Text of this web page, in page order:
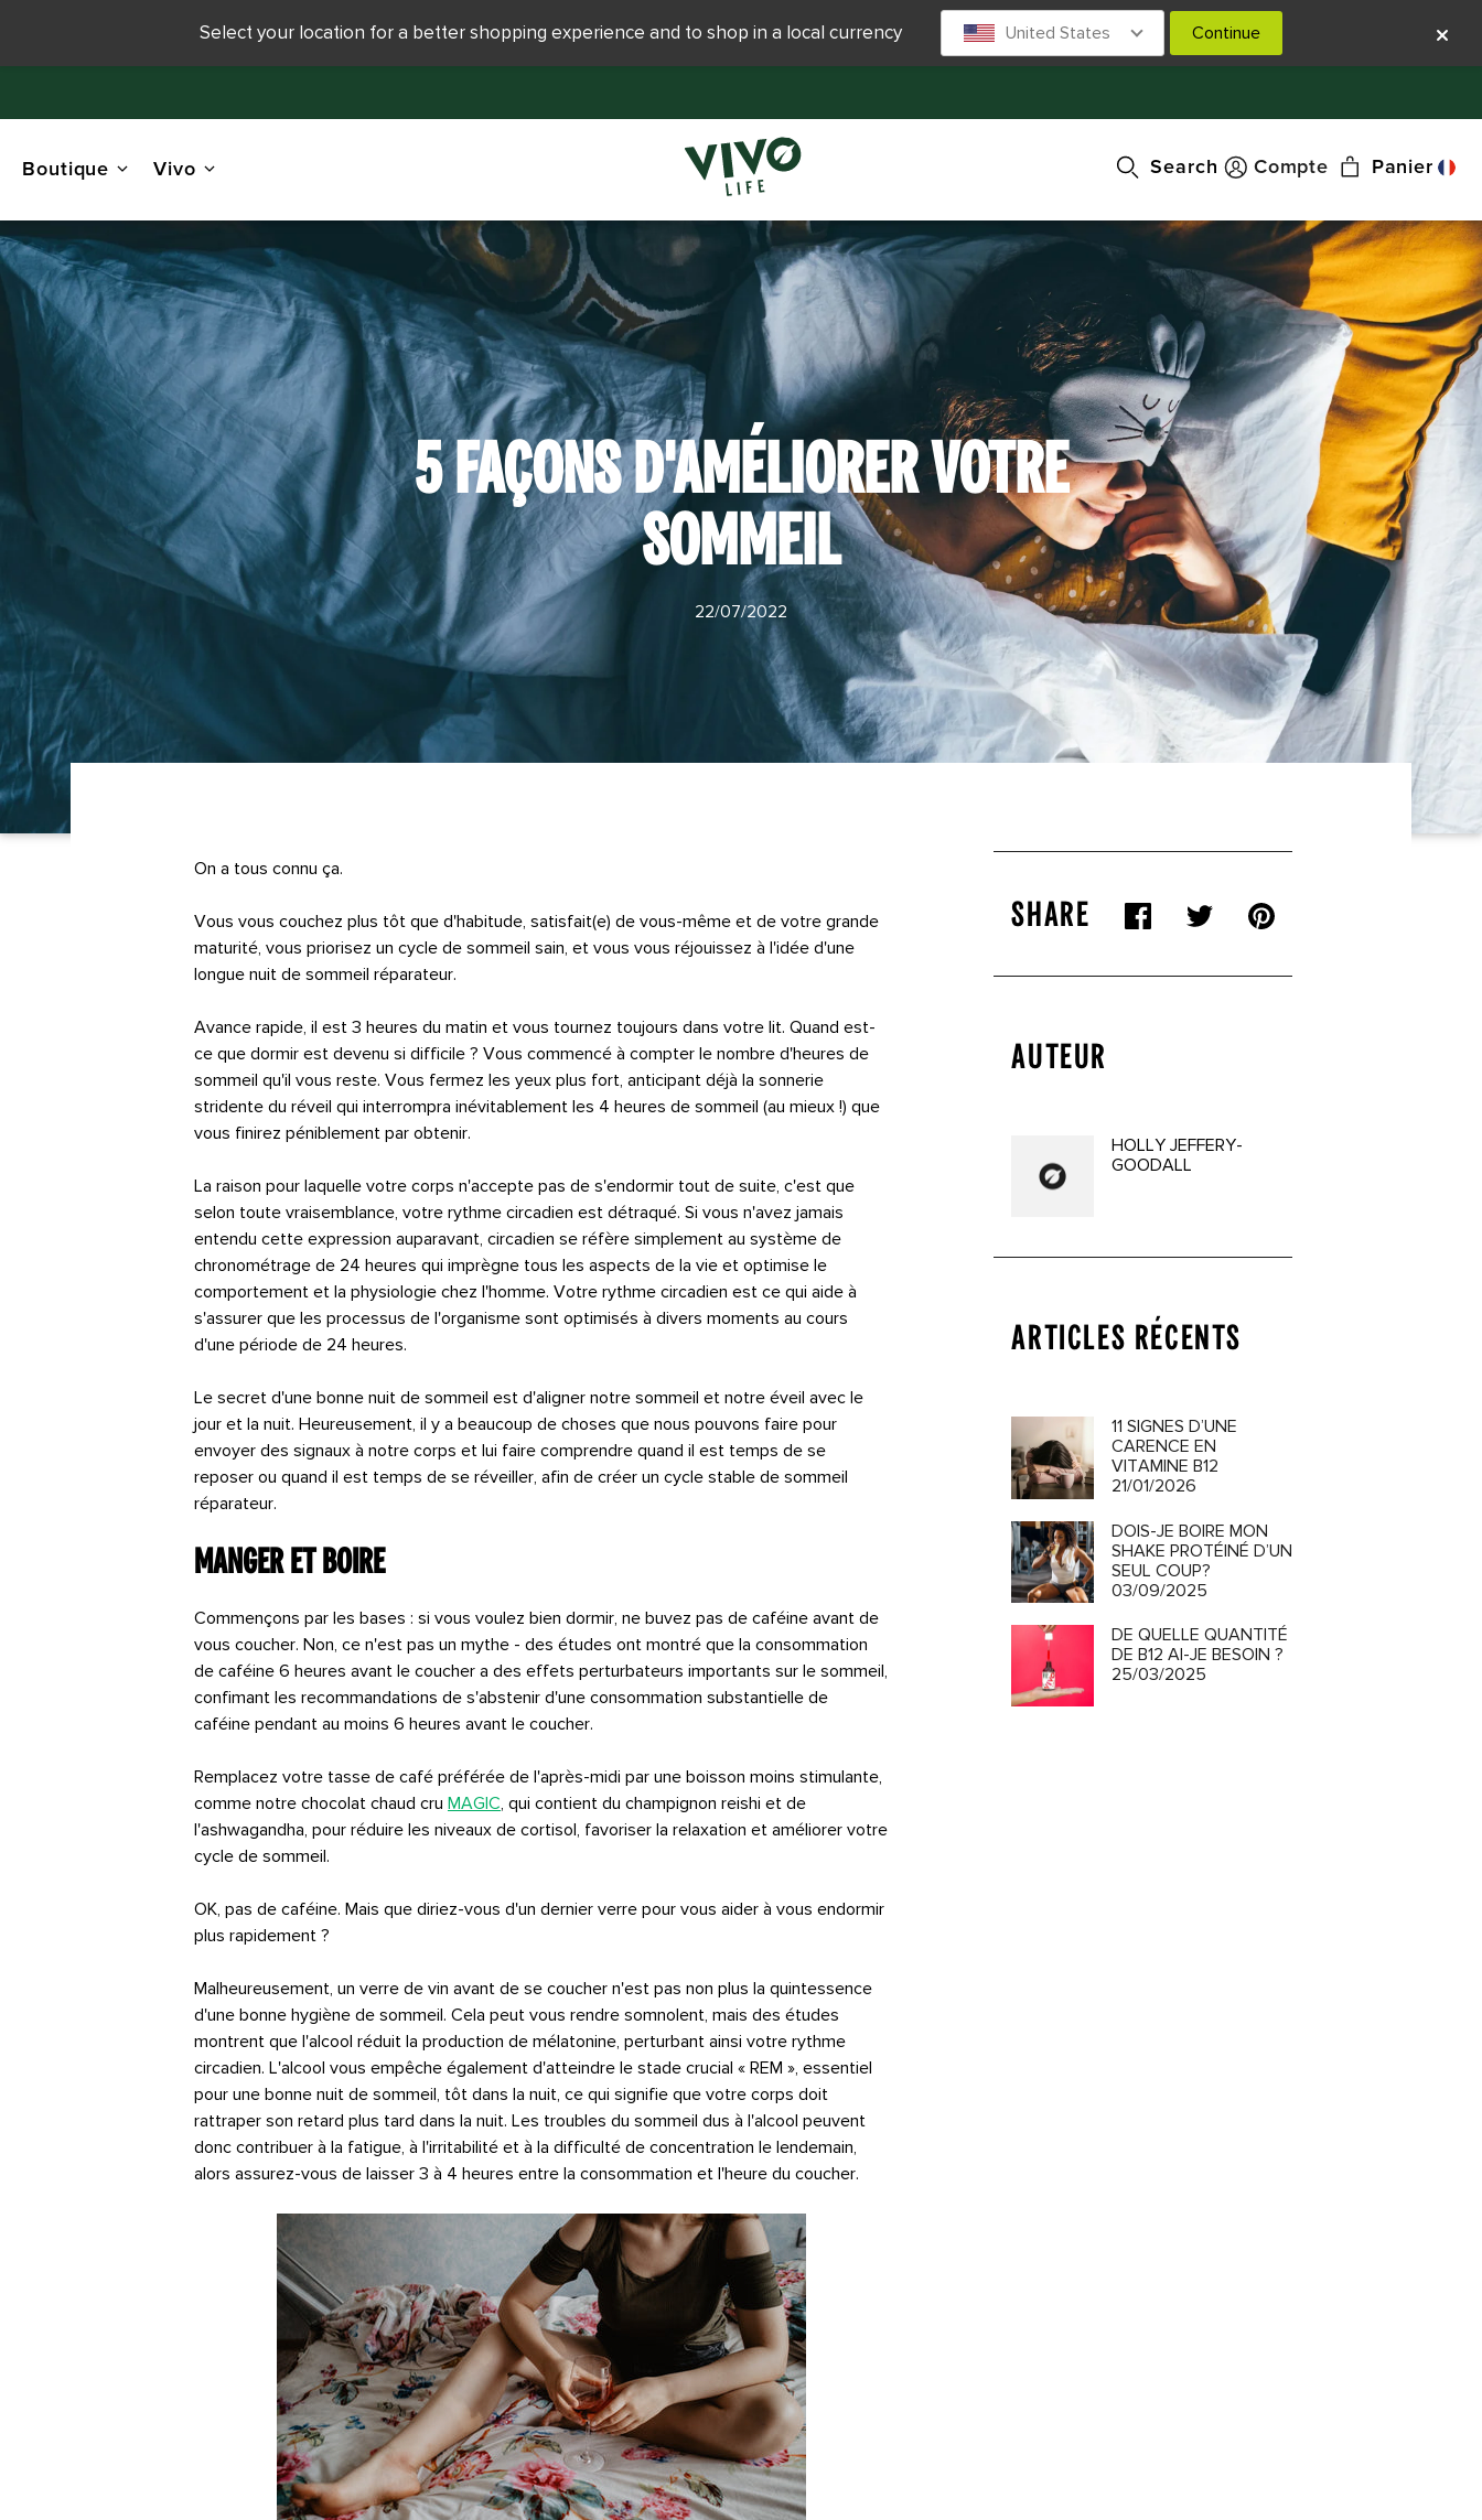
Boutique Vivo Search Compte Panier
5 FAÇONS D'AMÉLIORER VOTRE
SOMMEIL
22/07/2022
On a tous connu ça.
Vous vous couchez plus tôt que d'habitude, satisfait(e) de vous-même et de votre grande
maturité, vous priorisez un cycle de sommeil sain, et vous vous réjouissez à l'idée d'une
longue nuit de sommeil réparateur.
Avance rapide, il est 3 heures du matin et vous tournez toujours dans votre lit. Quand est-
ce que dormir est devenu si difficile ? Vous commencé à compter le nombre d'heures de
sommeil qu'il vous reste. Vous fermez les yeux plus fort, anticipant déjà la sonnerie
stridente du réveil qui interrompra inévitablement les 4 heures de sommeil (au mieux !) que
vous finirez péniblement par obtenir.
La raison pour laquelle votre corps n'accepte pas de s'endormir tout de suite, c'est que
selon toute vraisemblance, votre rythme circadien est détraqué. Si vous n'avez jamais
entendu cette expression auparavant, circadien se réfère simplement au système de
chronométrage de 24 heures qui imprègne tous les aspects de la vie et optimise le
comportement et la physiologie chez l'homme. Votre rythme circadien est ce qui aide à
s'assurer que les processus de l'organisme sont optimisés à divers moments au cours
d'une période de 24 heures.
Le secret d'une bonne nuit de sommeil est d'aligner notre sommeil et notre éveil avec le
jour et la nuit. Heureusement, il y a beaucoup de choses que nous pouvons faire pour
envoyer des signaux à notre corps et lui faire comprendre quand il est temps de se
reposer ou quand il est temps de se réveiller, afin de créer un cycle stable de sommeil
réparateur.
Manger et Boire
Commençons par les bases : si vous voulez bien dormir, ne buvez pas de caféine avant de
vous coucher. Non, ce n'est pas un mythe - des études ont montré que la consommation
de caféine 6 heures avant le coucher a des effets perturbateurs importants sur le sommeil,
confimant les recommandations de s'abstenir d'une consommation substantielle de
caféine pendant au moins 6 heures avant le coucher.
Remplacez votre tasse de café préférée de l'après-midi par une boisson moins stimulante,
comme notre chocolat chaud cru MAGIC, qui contient du champignon reishi et de
l'ashwagandha, pour réduire les niveaux de cortisol, favoriser la relaxation et améliorer votre
cycle de sommeil.
OK, pas de caféine. Mais que diriez-vous d'un dernier verre pour vous aider à vous endormir
plus rapidement ?
Malheureusement, un verre de vin avant de se coucher n'est pas non plus la quintessence
d'une bonne hygiène de sommeil. Cela peut vous rendre somnolent, mais des études
montrent que l'alcool réduit la production de mélatonine, perturbant ainsi votre rythme
circadien. L'alcool vous empêche également d'atteindre le stade crucial « REM », essentiel
pour une bonne nuit de sommeil, tôt dans la nuit, ce qui signifie que votre corps doit
rattraper son retard plus tard dans la nuit. Les troubles du sommeil dus à l'alcool peuvent
donc contribuer à la fatigue, à l'irritabilité et à la difficulté de concentration le lendemain,
alors assurez-vous de laisser 3 à 4 heures entre la consommation et l'heure du coucher.
SHARE
AUTEUR
HOLLY JEFFERY-
GOODALL
ARTICLES RÉCENTS
11 SIGNES D’UNE
CARENCE EN
VITAMINE B12
21/01/2026
DOIS-JE BOIRE MON
SHAKE PROTÉINÉ D’UN
SEUL COUP?
03/09/2025
DE QUELLE QUANTITÉ
DE B12 AI-JE BESOIN ?
25/03/2025
Select your location for a better shopping experience and to shop in a local currency United States Continue